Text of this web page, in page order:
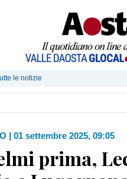
le notizie
| 01 settembre 2025, 09:05
prima,